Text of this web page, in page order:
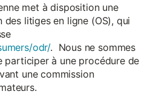
met à disposition une
litiges en ligne (OS), qui
odr/. Nous ne sommes
participer à une procédure de
une commission